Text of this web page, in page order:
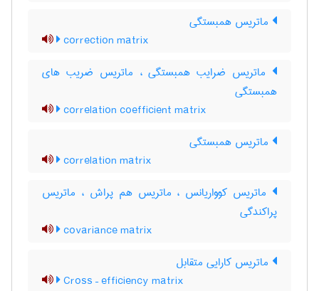
ماتریس همبستگی
correction matrix
ماتریس ضرایب همبستگی ، ماتریس ضریب های
همبستگی
correlation coefficient matrix
ماتریس همبستگی
correlation matrix
ماتریس کوواریانس ، ماتریس هم پراش ، ماتریس
پراکندگی
covariance matrix
ماتریس کارایی متقابل
Cross – efficiency matrix